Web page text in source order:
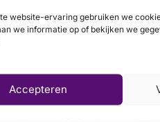
website-ervaring gebruiken we
we informatie op of bekijken we
Accepteren
-30%